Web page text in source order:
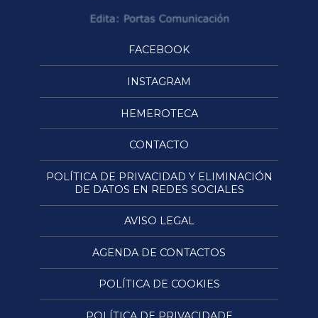
FACEBOOK
INSTAGRAM
HEMEROTECA
CONTACTO
POLÍTICA DE PRIVACIDAD Y ELIMINACIÓN
DE DATOS EN REDES SOCIALES
AVISO LEGAL
AGENDA DE CONTACTOS
POLÍTICA DE COOKIES